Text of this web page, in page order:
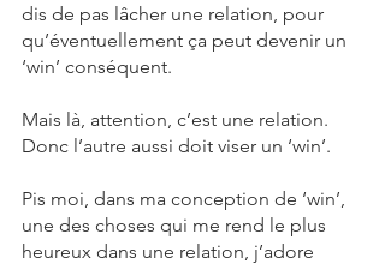
dis de pas lâcher une relation, pour
qu’éventuellement ça peut devenir un
‘win’ conséquent.
Mais là, attention, c’est une relation.
Donc l’autre aussi doit viser un ‘win’.
Pis moi, dans ma conception de ‘win’,
une des choses qui me rend le plus
heureux dans une relation, j’adore